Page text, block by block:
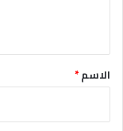
*الاسم*